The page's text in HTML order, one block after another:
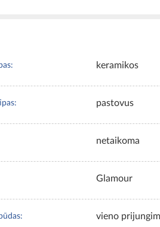
keramikos
pastovus
netaikoma
Glamour
vieno